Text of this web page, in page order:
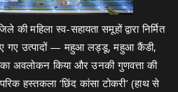
महिला स्व-सहायता समूहों द्वारा निर्मित
गए उत्पादों — महुआ लड्डू, महुआ कैंडी,
अवलोकन किया और उनकी गुणवत्ता की
हस्तकला ‘छिंद कांसा टोकरी’ (हाथ से